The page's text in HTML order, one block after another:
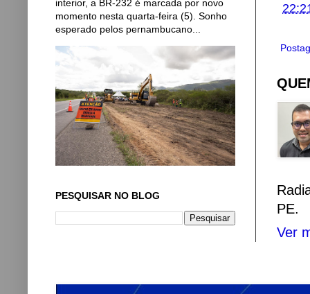
PE.
Ver
interior, a BR-232 é marcada por novo
momento nesta quarta-feira (5). Sonho
esperado pelos pernambucano...
PESQUISAR NO BLOG